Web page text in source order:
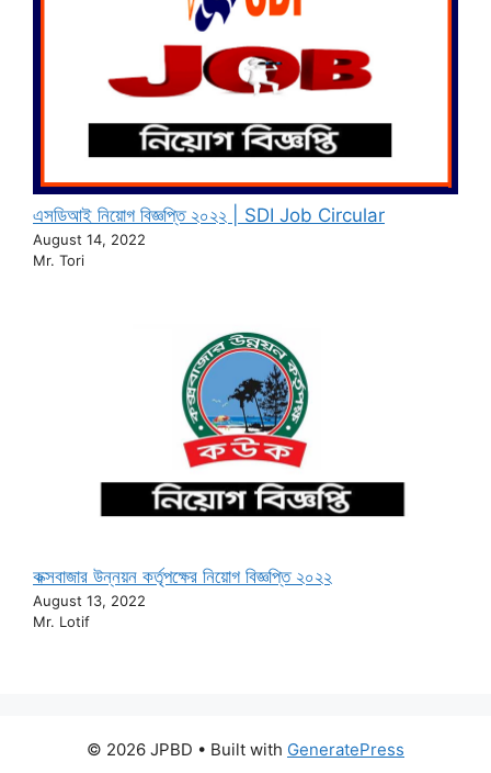
এসডিআই নিয়োগ বিজ্ঞপ্তি ২০২২ | SDI Job Circular
August 14, 2022
Mr. Tori
কক্সবাজার উন্নয়ন কর্তৃপক্ষের নিয়োগ বিজ্ঞপ্তি ২০২২
August 13, 2022
Mr. Lotif
© 2026 JPBD • Built with GeneratePress